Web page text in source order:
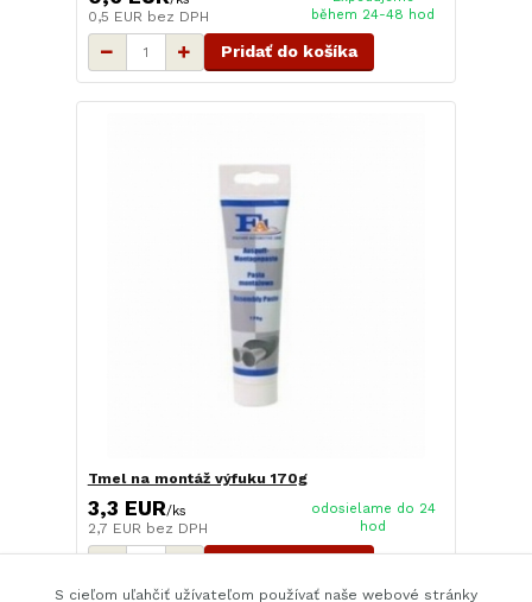
0,5 EUR bez DPH
během 24-48 hod
Pridať do košíka
Tmel na montáž výfuku 170g
3,3 EUR/ks
2,7 EUR bez DPH
odosielame do 24
hod
S cieľom uľahčiť užívateľom používať naše webové stránky